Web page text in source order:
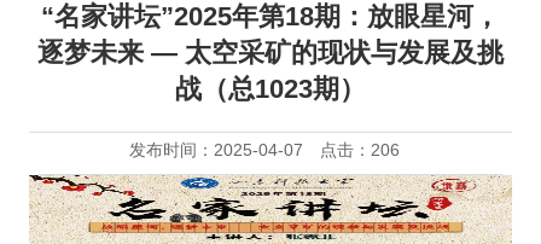
“名家讲坛”2025年第18期：放眼星河，
逐梦未来 — 太空采矿的现状与发展及挑
战（总1023期）
发布时间：2025-04-07 点击： 206